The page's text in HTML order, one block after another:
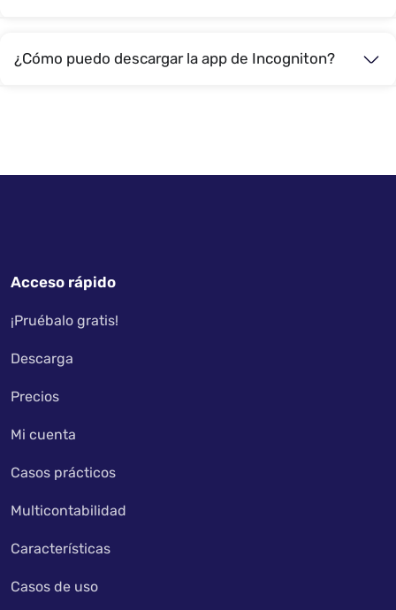
¿Cómo puedo descargar la app de Incogniton?
Acceso rápido
¡Pruébalo gratis!
Descarga
Precios
Mi cuenta
Casos prácticos
Multicontabilidad
Características
Casos de uso